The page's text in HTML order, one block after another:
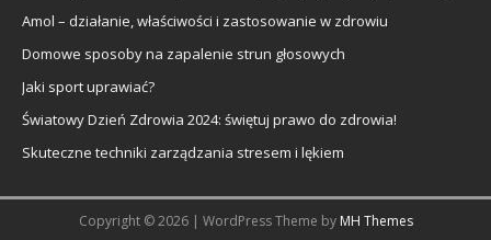
Amol – działanie, właściwości i zastosowanie w zdrowiu
Domowe sposoby na zapalenie strun głosowych
Jaki sport uprawiać?
Światowy Dzień Zdrowia 2024: świętuj prawo do zdrowia!
Skuteczne techniki zarządzania stresem i lękiem
Copyright © 2026 | WordPress Theme by MH Themes